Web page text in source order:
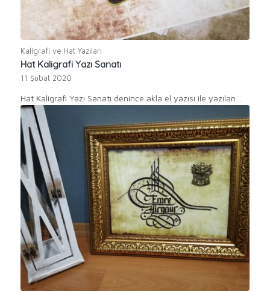
Kaligrafi ve Hat Yazıları
Hat Kaligrafi Yazı Sanatı
11 Şubat 2020
Hat Kaligrafi Yazı Sanatı denince akla el yazısı ile yazılan…